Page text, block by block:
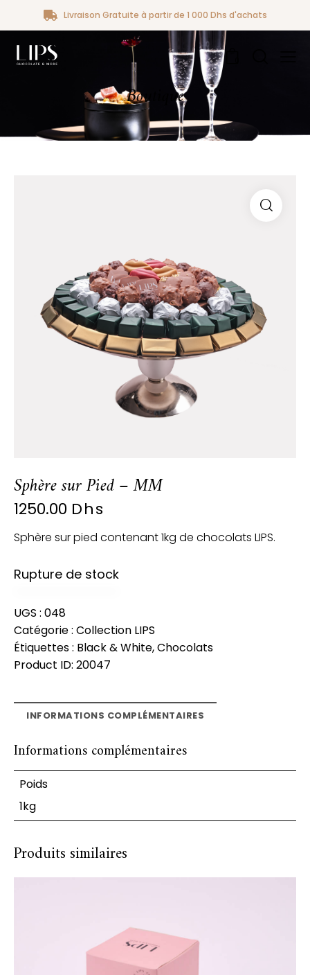
Livraison Gratuite à partir de 1 000 Dhs d'achats
Boutique
Sphère sur Pied – MM
1250.00 Dhs
Sphère sur pied contenant 1kg de chocolats LIPS.
Rupture de stock
UGS : 048
Catégorie : Collection LIPS
Étiquettes : Black & White,Chocolats
Product ID: 20047
INFORMATIONS COMPLÉMENTAIRES
Informations complémentaires
Poids
1kg
Produits similaires